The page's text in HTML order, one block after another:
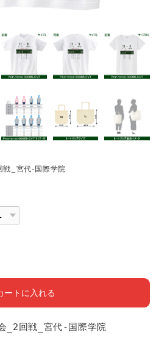
戦_宮代-国際学院
ートに入れる
_2回戦_宮代-国際学院